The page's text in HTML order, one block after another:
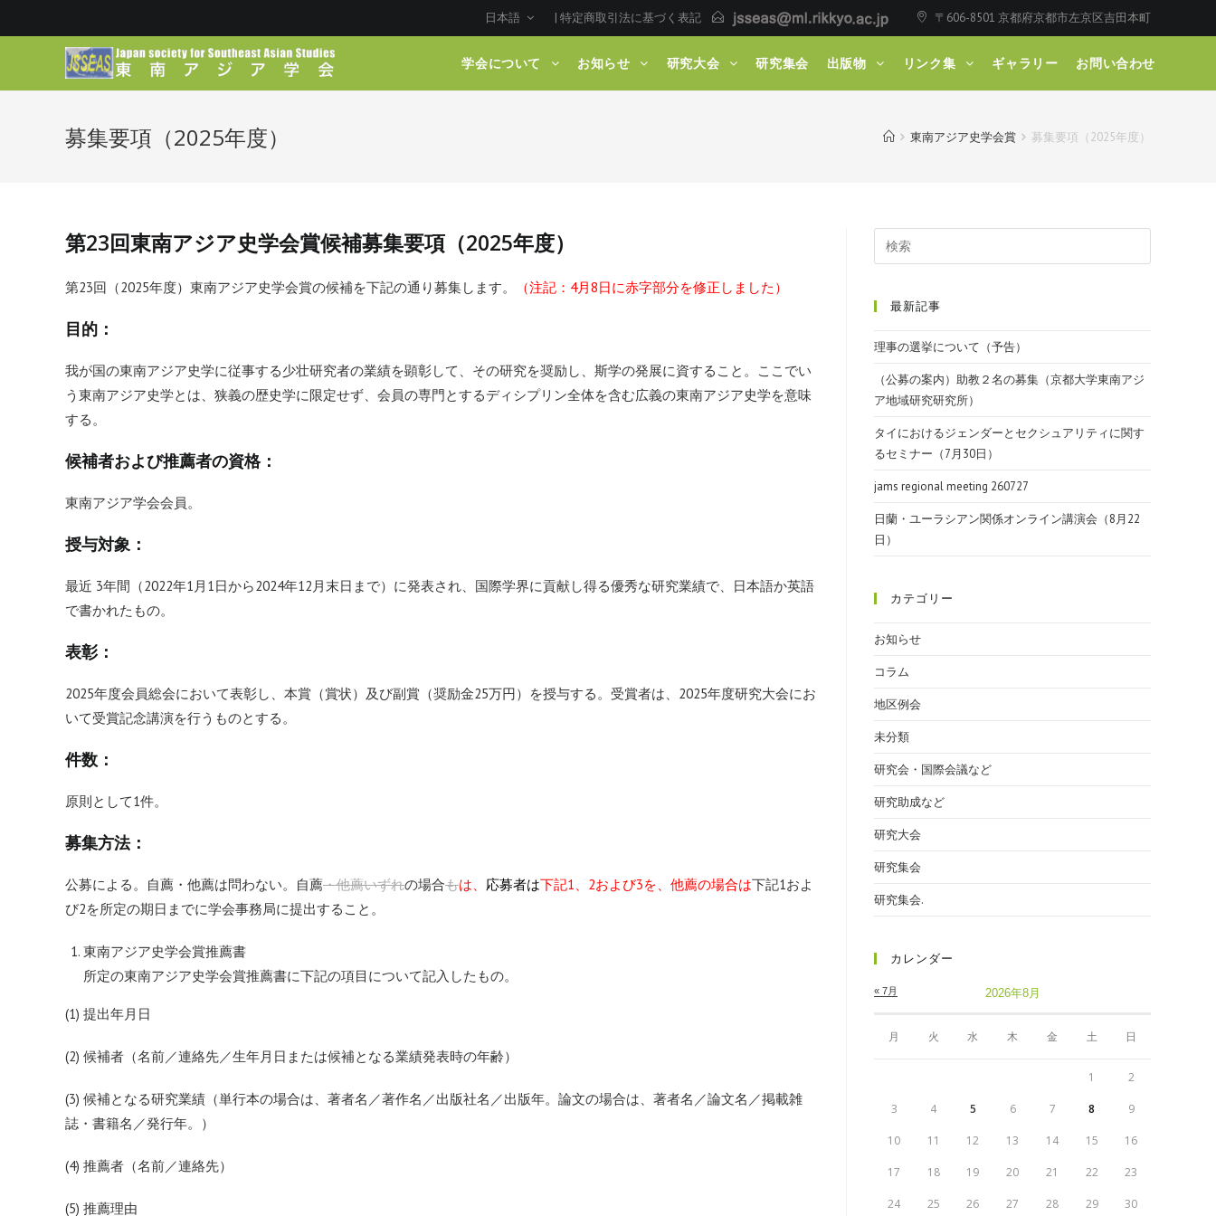
日本語 | 特定商取引法に基づく表記 〒606-8501 京都府京都市左京区吉田本町
学会について お知らせ 研究大会 研究集会 出版物 リンク集 ギャラリー お問い合わせ
募集要項（2025年度） 東南アジア史学会賞 募集要項（2025年度）
第23回東南アジア史学会賞候補募集要項（2025年度）
第23回（2025年度）東南アジア史学会賞の候補を下記の通り募集します。 （注記：4月8日に赤字部分を修正しました）
目的：
我が国の東南アジア史学に従事する少壮研究者の業績を顕彰して、その研究を奨励し、斯学の発展に資すること。ここでい
う東南アジア史学とは、狭義の歴史学に限定せず、会員の専門とするディシプリン全体を含む広義の東南アジア史学を意味
する。
候補者および推薦者の資格：
東南アジア学会会員。
授与対象：
最近 3年間（2022年1月1日から2024年12月末日まで）に発表され、国際学界に貢献し得る優秀な研究業績で、日本語か英語
で書かれたもの。
表彰：
2025年度会員総会において表彰し、本賞（賞状）及び副賞（奨励金25万円）を授与する。受賞者は、2025年度研究大会にお
いて受賞記念講演を行うものとする。
件数：
原則として1件。
募集方法：
公募による。自薦・他薦は問わない。自薦・他薦いずれの場合もは、 応募者は下記1、2および3を、他薦の場合は下記1およ
び2を所定の期日までに学会事務局に提出すること。
東南アジア史学会賞推薦書
所定の東南アジア史学会賞推薦書に下記の項目について記入したもの。
(1) 提出年月日
(2) 候補者（名前／連絡先／生年月日または候補となる業績発表時の年齢）
(3) 候補となる研究業績（単行本の場合は、著者名／著作名／出版社名／出版年。論文の場合は、著者名／論文名／掲載雑
誌・書籍名／発行年。）
(4) 推薦者（名前／連絡先）
(5) 推薦理由
最新記事
理事の選挙について（予告）
（公募の案内）助教２名の募集（京都大学東南アジ
ア地域研究研究所）
タイにおけるジェンダーとセクシュアリティに関す
るセミナー（7月30日）
jams regional meeting 260727
日蘭・ユーラシアン関係オンライン講演会（8月22
日）
カテゴリー
お知らせ
コラム
地区例会
未分類
研究会・国際会議など
研究助成など
研究大会
研究集会
研究集会.
カレンダー
2026年8月
月 火 水 木 金 土 日
« 7月
1 2
3 4 5 6 7 8 9
10 11 12 13 14 15 16
17 18 19 20 21 22 23
24 25 26 27 28 29 30